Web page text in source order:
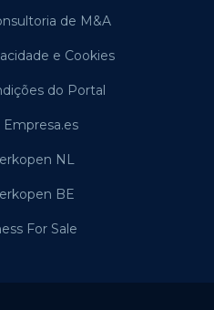
de M&A
e Cookies
do Portal
NL
BE
For Sale